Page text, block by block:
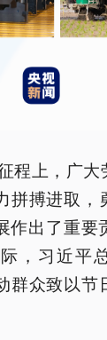
程上，广
拼搏进取，
出了重要
，习近平
群众致以节